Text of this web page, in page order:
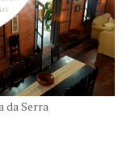
da Serra